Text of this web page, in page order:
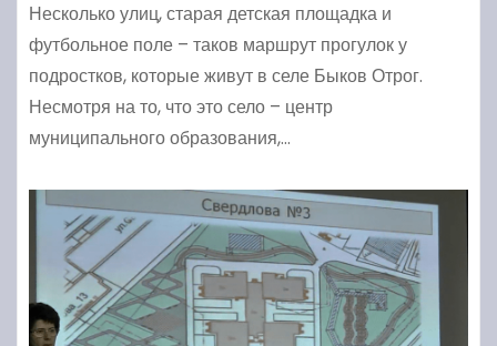
Несколько улиц, старая детская площадка и
футбольное поле – таков маршрут прогулок у
подростков, которые живут в селе Быков Отрог.
Несмотря на то, что это село – центр
муниципального образования,…